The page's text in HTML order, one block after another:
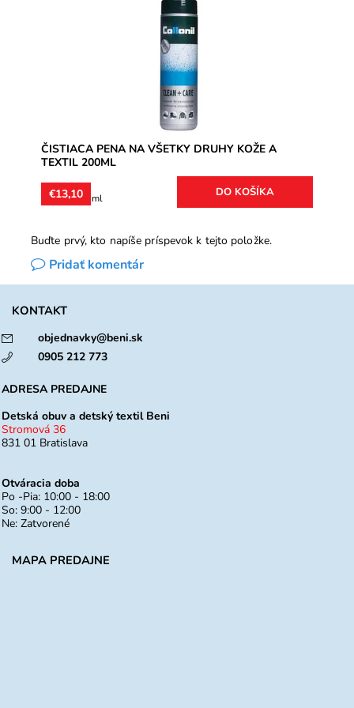
ČISTIACA PENA NA VŠETKY DRUHY KOŽE A
TEXTIL 200ML
€13,10
€6,55 / 100 ml
Buďte prvý, kto napíše príspevok k tejto položke.
Pridať komentár
KONTAKT
objednavky@beni.sk
0905 212 773
ADRESA PREDAJNE
Detská obuv a detský textil Beni
Stromová 36
831 01 Bratislava
Otváracia doba
Po -Pia: 10:00 - 18:00
So: 9:00 - 12:00
Ne: Zatvorené
MAPA PREDAJNE